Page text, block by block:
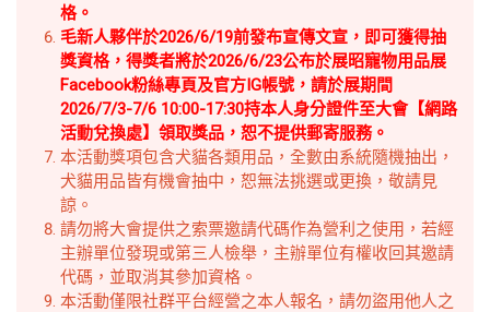
格。
毛新人夥伴於2026/6/19前發布宣傳文宣，即可獲得抽
獎資格，得獎者將於2026/6/23公布於展昭寵物用品展
Facebook粉絲專頁及官方IG帳號，請於展期間
2026/7/3-7/6 10:00-17:30持本人身分證件至大會【網路
活動兌換處】領取獎品，恕不提供郵寄服務。
本活動獎項包含犬貓各類用品，全數由系統隨機抽出，
犬貓用品皆有機會抽中，恕無法挑選或更換，敬請見
諒。
請勿將大會提供之索票邀請代碼作為營利之使用，若經
主辦單位發現或第三人檢舉，主辦單位有權收回其邀請
代碼，並取消其參加資格。
本活動僅限社群平台經營之本人報名，請勿盜用他人之